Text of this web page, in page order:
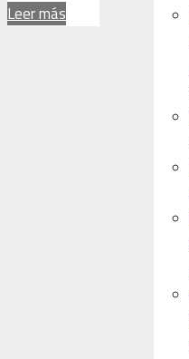
Leer más